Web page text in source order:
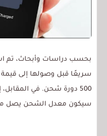
بحسب دراسات وأبحاث، تم
500 دورة شحن.
في
سيكون معدل الشحن يصل من 25-50 دورة